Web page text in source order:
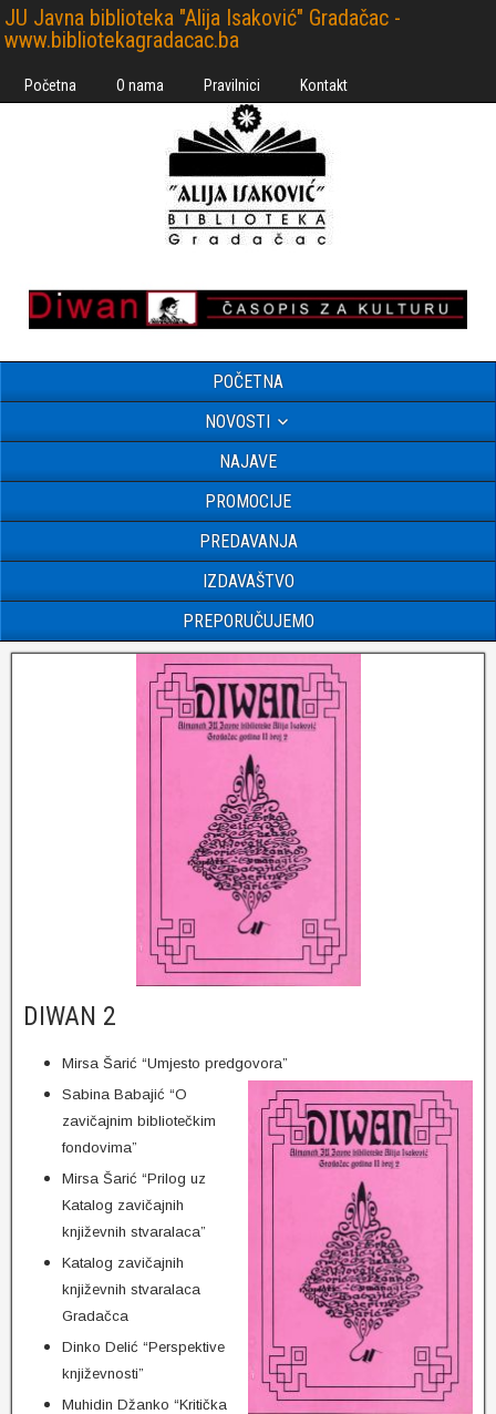
JU Javna biblioteka "Alija Isaković" Gradačac -
www.bibliotekagradacac.ba
Početna O nama Pravilnici Kontakt
POČETNA
NOVOSTI
NAJAVE
PROMOCIJE
PREDAVANJA
IZDAVAŠTVO
PREPORUČUJEMO
DIWAN 2
Mirsa Šarić “Umjesto predgovora”
Sabina Babajić “O
zavičajnim bibliotečkim
fondovima”
Mirsa Šarić “Prilog uz
Katalog zavičajnih
književnih stvaralaca”
Katalog zavičajnih
književnih stvaralaca
Gradačca
Dinko Delić “Perspektive
književnosti”
Muhidin Džanko “Kritička